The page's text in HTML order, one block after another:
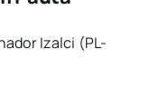
Izalci (PL-